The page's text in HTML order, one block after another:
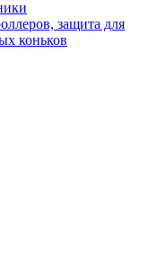
защита для
коньков